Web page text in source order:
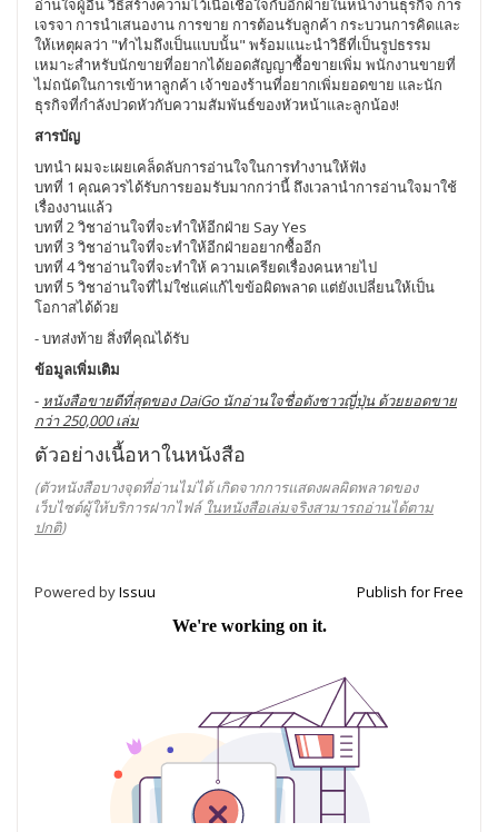
อ่านใจผู้อื่น วิธีสร้างความไว้เนื้อเชื่อใจกับอีกฝ่ายในหน้างานธุรกิจ การ
เจรจา การนำเสนองาน การขาย การต้อนรับลูกค้า กระบวนการคิดและ
ให้เหตุผลว่า "ทำไมถึงเป็นแบบนั้น" พร้อมแนะนำวิธีที่เป็นรูปธรรม
เหมาะสำหรับนักขายที่อยากได้ยอดสัญญาซื้อขายเพิ่ม พนักงานขายที่
ไม่ถนัดในการเข้าหาลูกค้า เจ้าของร้านที่อยากเพิ่มยอดขาย และนัก
ธุรกิจที่กำลังปวดหัวกับความสัมพันธ์ของหัวหน้าและลูกน้อง!
สารบัญ
บทนำ ผมจะเผยเคล็ดลับการอ่านใจในการทำงานให้ฟัง
บทที่ 1 คุณควรได้รับการยอมรับมากกว่านี้ ถึงเวลานำการอ่านใจมาใช้
เรื่องงานแล้ว
บทที่ 2 วิชาอ่านใจที่จะทำให้อีกฝ่าย Say Yes
บทที่ 3 วิชาอ่านใจที่จะทำให้อีกฝ่ายอยากซื้ออีก
บทที่ 4 วิชาอ่านใจที่จะทำให้ ความเครียดเรื่องคนหายไป
บทที่ 5 วิชาอ่านใจที่ไม่ใช่แค่แก้ไขข้อผิดพลาด แต่ยังเปลี่ยนให้เป็น
โอกาสได้ด้วย
- บทส่งท้าย สิ่งที่คุณได้รับ
ข้อมูลเพิ่มเติม
- หนังสือขายดีที่สุดของ DaiGo นักอ่านใจชื่อดังชาวญี่ปุ่น ด้วยยอดขาย
กว่า 250,000 เล่ม
ตัวอย่างเนื้อหาในหนังสือ
(ตัวหนังสือบางจุดที่อ่านไม่ได้ เกิดจากการแสดงผลผิดพลาดของ
เว็บไซต์ผู้ให้บริการฝากไฟล์ ในหนังสือเล่มจริงสามารถอ่านได้ตาม
ปกติ)
Powered byIssuu Publish for Free